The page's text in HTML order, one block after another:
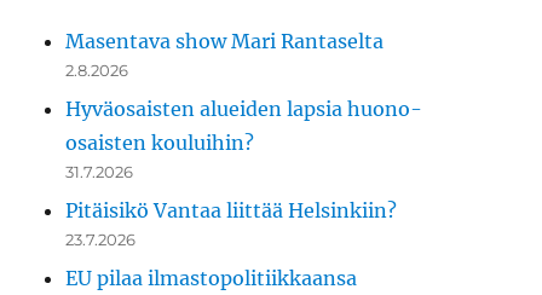
Masentava show Mari Rantaselta
2.8.2026
Hyväosaisten alueiden lapsia huono-
osaisten kouluihin?
31.7.2026
Pitäisikö Vantaa liittää Helsinkiin?
23.7.2026
EU pilaa ilmastopolitiikkaansa